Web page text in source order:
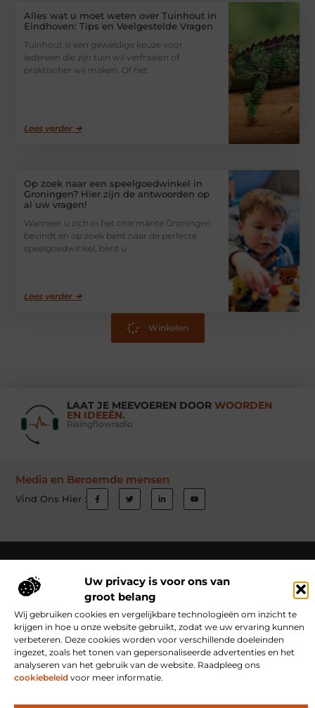
Uw privacy is voor ons van
groot belang
Wij gebruiken cookies en vergelijkbare technologieën om inzicht te
krijgen in hoe u onze website gebruikt, zodat we uw ervaring kunnen
verbeteren. Deze cookies worden voor verschillende doeleinden
ingezet, zoals het tonen van gepersonaliseerde advertenties en het
analyseren van het gebruik van de website. Raadpleeg ons
cookiebeleid voor meer informatie.
Alles wat u moet weten over Tuinhout in
Eindhoven: Tips en Veelgestelde Vragen
Tuinhout is een geweldige keuze voor
iedereen die zijn tuin wil verfraaien of
praktischer wil maken. Of het
Lees verder ➜
Op zoek naar een speelgoedwinkel in
Groningen? Hier zijn de antwoorden op
al uw vragen!
Wanneer u zich in het charmante Groningen
bevindt en op zoek bent naar de perfecte
speelgoedwinkel, bent u
Lees verder ➜
Winkelen
LAAT JE MEEVOEREN DOOR WOORDEN
EN IDEEËN.
Risingflowradio
Media en Beroemde mensen
Vind Ons Hier :
Contact Schrijf mee Website index Cookiebeleid (EU)
Inkomsten Genereren met Jouw Website: Ontdek Hoe Jij Online Verdient
www.risingflowradio.nl.